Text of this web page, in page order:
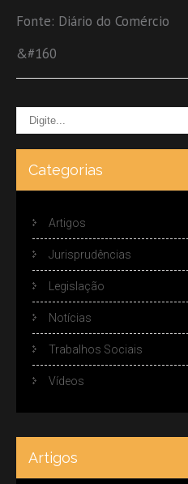
Fonte: Diário do Comércio
&#160
Categorias
Artigos
Jurisprudências
Legislação
Notícias
Trabalhos Sociais
Vídeos
Artigos